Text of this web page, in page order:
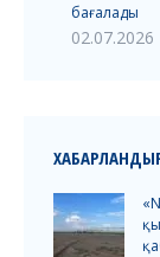
бағалады
02.07.2026